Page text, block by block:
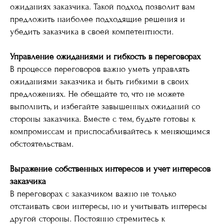
ожиданиях заказчика. Такой подход позволит вам
предложить наиболее подходящие решения и
убедить заказчика в своей компетентности.
Управление ожиданиями и гибкость в переговорах
В процессе переговоров важно уметь управлять
ожиданиями заказчика и быть гибкими в своих
предложениях. Не обещайте то, что не можете
выполнить, и избегайте завышенных ожиданий со
стороны заказчика. Вместе с тем, будьте готовы к
компромиссам и приспосабливайтесь к меняющимся
обстоятельствам.
Выражение собственных интересов и учет интересов
заказчика
В переговорах с заказчиком важно не только
отстаивать свои интересы, но и учитывать интересы
другой стороны. Постоянно стремитесь к